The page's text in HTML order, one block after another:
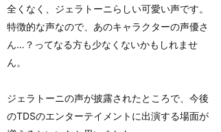
全くなく、ジェラトーニらしい可愛い声です。
特徴的な声なので、あのキャラクターの声優さ
ん…？ってなる方も少なくないかもしれませ
ん。
ジェラトーニの声が披露されたところで、今後
のTDSのエンターテイメントに出演する場面が